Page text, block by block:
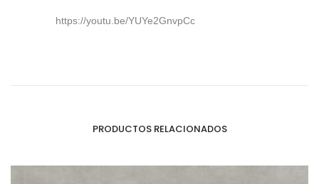
https://youtu.be/YUYe2GnvpCc
PRODUCTOS RELACIONADOS